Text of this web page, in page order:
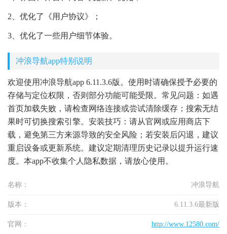
2、优化了《用户协议》；
3、优化了一些用户细节体验。
冲浪导航app特别说明
欢迎使用冲浪导航app 6.11.3.6版。使用时请确保授予必要的
存储与定位权限，否则部分功能可能受限。常见问题：如遇
首页加载失败，请检查网络连接或尝试清除缓存；搜索无结
果时可切换搜索引擎。安装技巧：请从官网或应用商店下
载，避免第三方来源导致的安全风险；若安装后闪退，建议
重启设备或更新系统。建议定期清理历史记录以提升运行速
度。本app不收集个人隐私数据，请放心使用。
名称： 冲浪导航
版本： 6.11.3.6最新版
官网： http://www.12580.com/